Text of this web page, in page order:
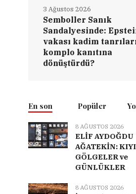
Semboller Sanık
Sandalyesinde:
vakası kadim
komplo kanıtına
dönüştürdü?
3 Ağustos 2026
En son Popüler
8 AĞUSTOS 2026
ELİF AYDOĞDU
AĞATEKİN:
GÖLGELER ve
GÜNLÜKLER
8 AĞUSTOS 2026